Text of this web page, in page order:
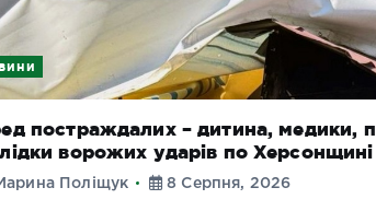
постраждалих – дитина, медики,
ворожих ударів по Херсонщині
Поліщук 8 Серпня, 2026